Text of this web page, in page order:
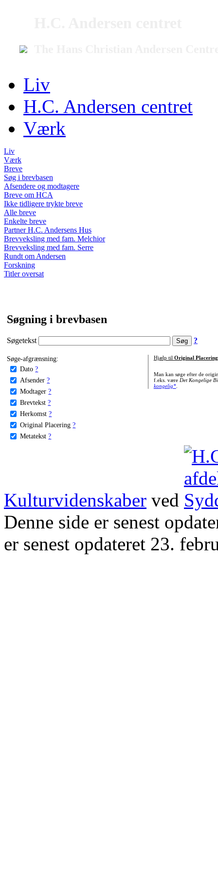
Liv
H.C. Andersen centret
Værk
Liv
Værk
Breve
Søg i brevbasen
Afsendere og modtagere
Breve om HCA
Ikke tidligere trykte breve
Alle breve
Enkelte breve
Partner H.C. Andersens Hus
Brevveksling med fam. Melchior
Brevveksling med fam. Serre
Rundt om Andersen
Forskning
Titler oversat
Søgning i brevbasen
Søgetekst ?
Søge-afgrænsning:
Dato ?
Afsender ?
Modtager ?
Brevtekst ?
Herkomst ?
Original Placering ?
Metatekst ?
Hjælp til Original Placering
Man kan søge efter de
f.eks. være Det Kongelige
kongelig*.
Kulturvidenskaber ved
Denne side er senest
er senest opdateret 23.